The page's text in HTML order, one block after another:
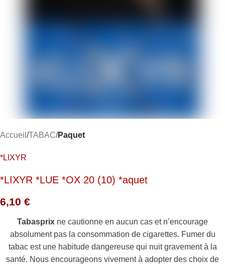
Accueil TABAC Paquet
*LIXYR
*LIXYR *LUE *OX 20 (10) *aquet
6,10 €
Tabasprix ne cautionne en aucun cas et n’encourage
absolument pas la consommation de cigarettes. Fumer du
tabac est une habitude dangereuse qui nuit gravement à la
santé. Nous encourageons vivement à adopter des choix de